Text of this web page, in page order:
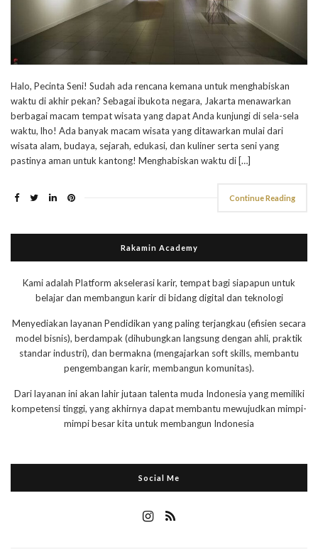
Halo, Pecinta Seni! Sudah ada rencana kemana untuk menghabiskan
waktu di akhir pekan? Sebagai ibukota negara, Jakarta menawarkan
berbagai macam tempat wisata yang dapat Anda kunjungi di sela-sela
waktu, lho! Ada banyak macam wisata yang ditawarkan mulai dari
wisata alam, budaya, sejarah, edukasi, dan kuliner serta seni yang
pastinya aman untuk kantong! Menghabiskan waktu di […]
Continue Reading
Rakamin Academy
Kami adalah Platform akselerasi karir, tempat bagi siapapun untuk
belajar dan membangun karir di bidang digital dan teknologi
Menyediakan layanan Pendidikan yang paling terjangkau (efisien secara
model bisnis), berdampak (dihubungkan langsung dengan ahli, praktik
standar industri), dan bermakna (mengajarkan soft skills, membantu
pengembangan karir, membangun komunitas).
Dari layanan ini akan lahir jutaan talenta muda Indonesia yang memiliki
kompetensi tinggi, yang akhirnya dapat membantu mewujudkan mimpi-
mimpi besar kita untuk membangun Indonesia
Social Me